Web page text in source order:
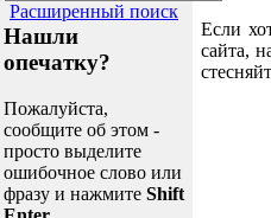
Расширенный поиск
Нашли
опечатку?
Пожалуйста,
сообщите об этом -
просто выделите
ошибочное слово или
фразу и нажмите Shift
Если
сайта,